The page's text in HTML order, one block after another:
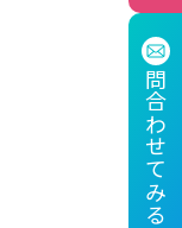
問合わせてみる